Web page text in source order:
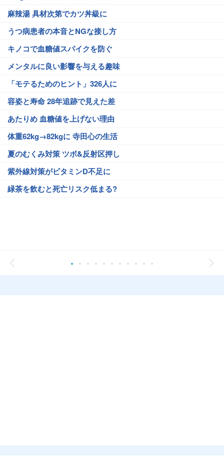
麻辣湯 具材次第でカツ丼級に
うつ病患者の本音とNGな接し方
キノコで血糖値スパイクを防ぐ
メンタルに良い影響を与える趣味
「モテるためのヒント」326人に
容姿と寿命 28年追跡で見えた差
あたりめ 血糖値を上げない理由
体重62kg→82kgに 寺田心の生活
夏のむくみ対策 ツボ&反射区押し
紫外線対策がビタミンD不足に
緑茶を飲むと死亡リスク低まる?